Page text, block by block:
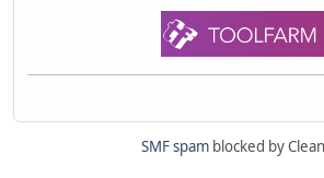
SMF spamblocked by